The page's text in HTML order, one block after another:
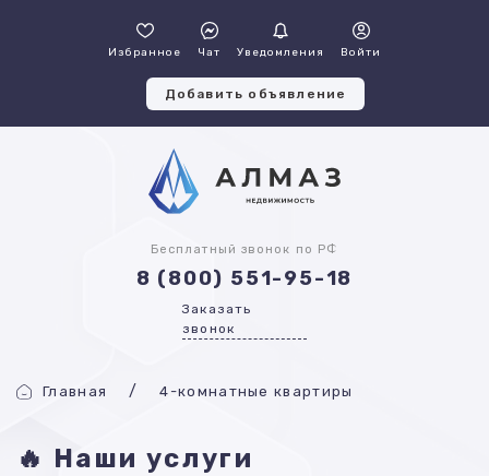
Избранное Чат Уведомления Войти
Добавить объявление
Бесплатный звонок по РФ
8 (800) 551-95-18
Заказать
звонок
Главная 4-комнатные квартиры
🔥 Наши услуги